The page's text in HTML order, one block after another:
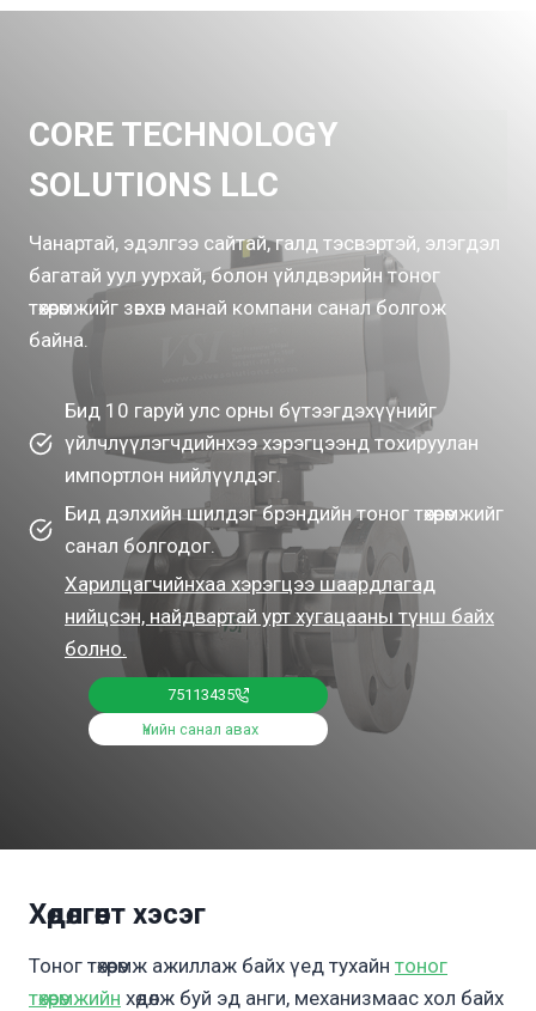
CORE TECHNOLOGY
SOLUTIONS LLC
Чанартай, эдэлгээ сайтай, галд тэсвэртэй, элэгдэл
багатай уул уурхай, болон үйлдвэрийн тоног
төхөөрөмжийг зөвхөн манай компани санал болгож
байна.
Бид 10 гаруй улс орны бүтээгдэхүүнийг
үйлчлүүлэгчдийнхээ хэрэгцээнд тохируулан
импортлон нийлүүлдэг.
Бид дэлхийн шилдэг брэндийн тоног төхөөрөмжийг
санал болгодог.
Харилцагчийнхаа хэрэгцээ шаардлагад
нийцсэн, найдвартай урт хугацааны түнш байх
болно.
75113435
Үнийн санал авах
Хөдөлгөөнт хэсэг
Тоног төхөөрөмж ажиллаж байх үед тухайн тоног
төхөөрөмжийн хөдөлж буй эд анги, механизмаас хол байх